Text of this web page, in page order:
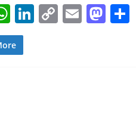
W
h
at
Li C E M